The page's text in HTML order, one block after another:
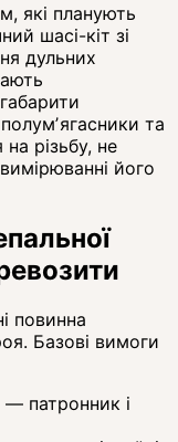
які планують
шасі-кіт зі
дульних
та
на різьбу, не
його
повинна
Базові вимоги
патронник і